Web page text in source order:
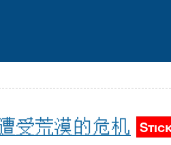
受荒漠的危机